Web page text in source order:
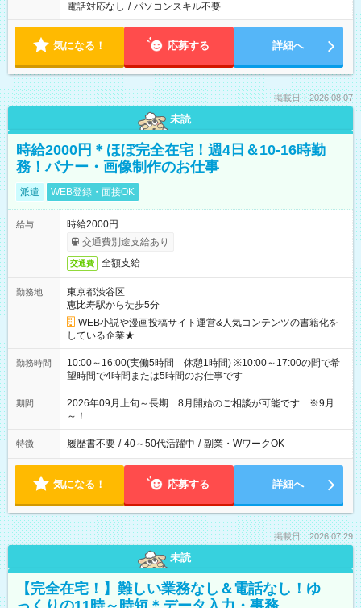
電話対応なし / パソコンスキル不要
気になる！ 応募する 詳細へ
掲載日：2026.08.07
未読
時給2000円＊ほぼ完全在宅！週4日＆10-16時勤
務！バナー・画像制作のお仕事
派遣 WEB登録・面接OK
給与
時給2000円
交通費別途支給あり
交通費 全額支給
勤務地
東京都渋谷区
恵比寿駅から徒歩5分
WEB小説や漫画投稿サイト運営&人気コンテンツの書籍化を
している企業★
勤務時間
10:00～16:00(実働5時間 休憩1時間) ※10:00～17:00の間で希
望時間で4時間または5時間のお仕事です
期間
2026年09月上旬～長期 8月開始のご相談が可能です ※9月
～！
特徴 履歴書不要 / 40～50代活躍中 / 副業・WワークOK
気になる！ 応募する 詳細へ
掲載日：2026.07.29
未読
【完全在宅！】難しい業務なし＆電話なし！ゆ